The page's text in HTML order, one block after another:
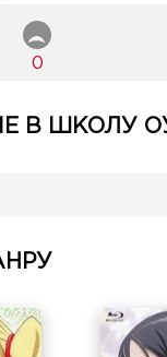
0
В ШКОЛУ